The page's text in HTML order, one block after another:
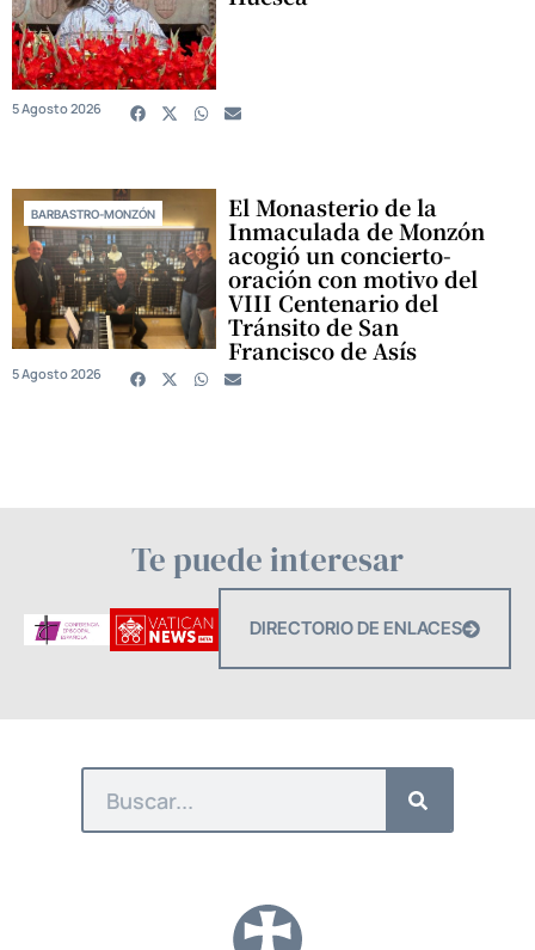
5 Agosto 2026
BARBASTRO-MONZÓN El Monasterio de la
Inmaculada de Monzón
acogió un concierto-
oración con motivo del
VIII Centenario del
Tránsito de San
Francisco de Asís
5 Agosto 2026
Te puede interesar
DIRECTORIO DE ENLACES